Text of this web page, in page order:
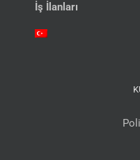
İş İlanları